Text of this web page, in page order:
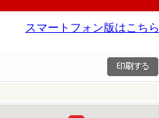
スマートフォン版はこちら